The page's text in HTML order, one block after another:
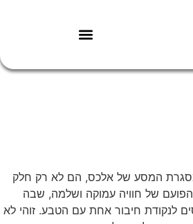
המסע של אלכס, הם לא רק חלק
של חוויה עמוקה ושלמה, שבה
לנקודת חיבור אחת עם הטבע. זוהי לא